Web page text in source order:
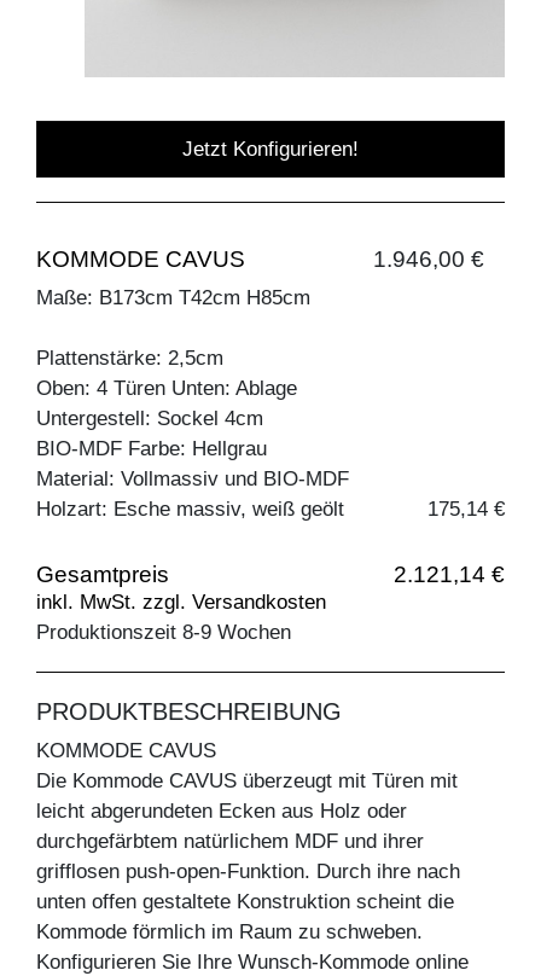
Jetzt Konfigurieren!
KOMMODE CAVUS 1.946,00 €
Maße: B173cm T42cm H85cm
Plattenstärke: 2,5cm
Oben: 4 Türen Unten: Ablage
Untergestell: Sockel 4cm
BIO-MDF Farbe: Hellgrau
Material: Vollmassiv und BIO-MDF
Holzart: Esche massiv, weiß geölt
175,14 €
Gesamtpreis 2.121,14 €
inkl. MwSt. zzgl. Versandkosten
Produktionszeit 8-9 Wochen
PRODUKTBESCHREIBUNG
KOMMODE CAVUS
Die Kommode CAVUS überzeugt mit Türen mit
leicht abgerundeten Ecken aus Holz oder
durchgefärbtem natürlichem MDF und ihrer
grifflosen push-open-Funktion. Durch ihre nach
unten offen gestaltete Konstruktion scheint die
Kommode förmlich im Raum zu schweben.
Konfigurieren Sie Ihre Wunsch-Kommode online